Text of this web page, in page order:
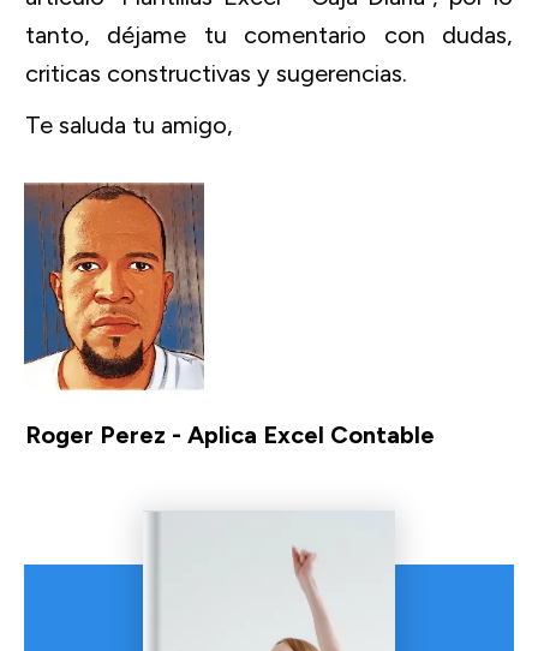
tanto, déjame tu comentario con dudas,
criticas constructivas y sugerencias.
Te saluda tu amigo,
Roger Perez - Aplica Excel Contable